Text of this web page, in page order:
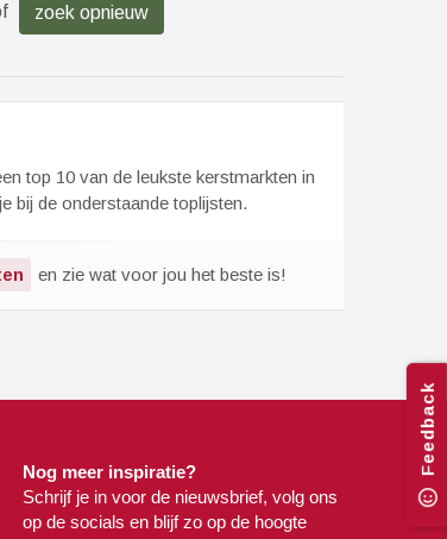
zoek opnieuw
top 10 van de leukste kerstmarkten in
bij de onderstaande toplijsten.
en zie wat voor jou het beste is!
Nog meer inspiratie?
Schrijf je in voor de nieuwsbrief, volg ons
op de socials en blijf zo op de hoogte
Feedback